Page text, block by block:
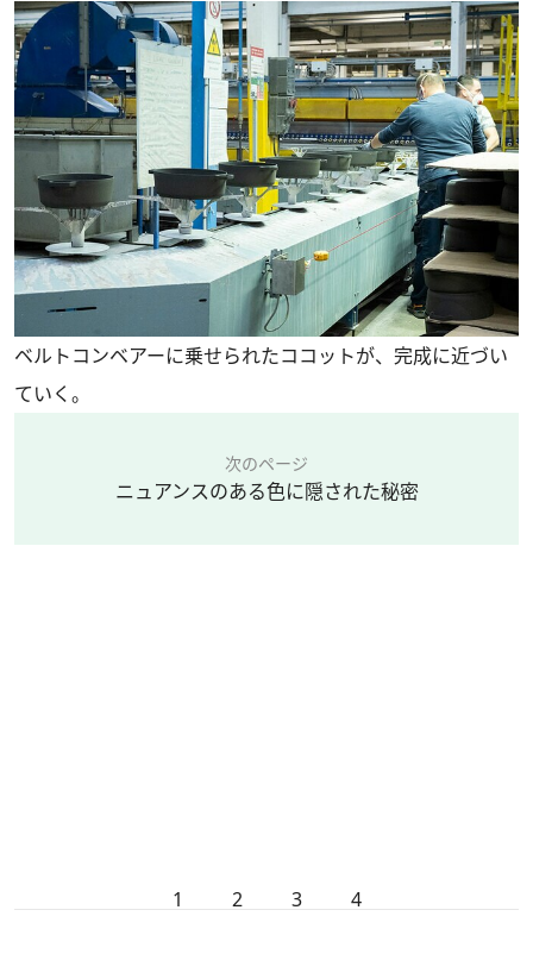
ベルトコンベアーに乗せられたココットが、完成に近づい
ていく。
次のページ
ニュアンスのある色に隠された秘密
1 2 3 4